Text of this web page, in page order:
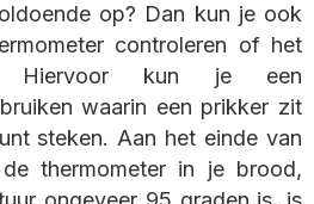
op? Dan kun je ook
controleren of het
kun je een
waarin een prikker zit
steken. Aan het einde van
thermometer in je brood,